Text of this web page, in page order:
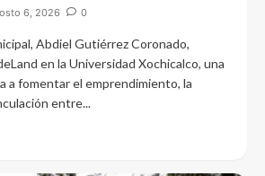
6, 2026 0
Abdiel Gutiérrez Coronado,
en la Universidad Xochicalco, una
a fomentar el emprendimiento, la
entre...